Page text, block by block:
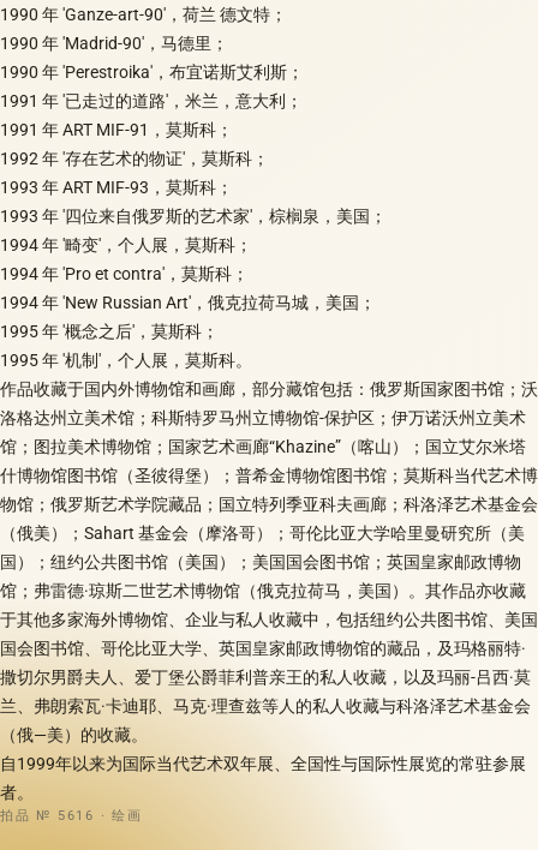
1990 年 'Ganze-art-90'，荷兰 德文特；
1990 年 'Madrid-90'，马德里；
1990 年 'Perestroika'，布宜诺斯艾利斯；
1991 年 '已走过的道路'，米兰，意大利；
1991 年 ART MIF-91，莫斯科；
1992 年 '存在艺术的物证'，莫斯科；
1993 年 ART MIF-93，莫斯科；
1993 年 '四位来自俄罗斯的艺术家'，棕榈泉，美国；
1994 年 '畸变'，个人展，莫斯科；
1994 年 'Pro et contra'，莫斯科；
1994 年 'New Russian Art'，俄克拉荷马城，美国；
1995 年 '概念之后'，莫斯科；
1995 年 '机制'，个人展，莫斯科。
作品收藏于国内外博物馆和画廊，部分藏馆包括：俄罗斯国家图书馆；沃
洛格达州立美术馆；科斯特罗马州立博物馆-保护区；伊万诺沃州立美术
馆；图拉美术博物馆；国家艺术画廊“Khazine”（喀山）；国立艾尔米塔
什博物馆图书馆（圣彼得堡）；普希金博物馆图书馆；莫斯科当代艺术博
物馆；俄罗斯艺术学院藏品；国立特列季亚科夫画廊；科洛泽艺术基金会
（俄美）；Sahart 基金会（摩洛哥）；哥伦比亚大学哈里曼研究所（美
国）；纽约公共图书馆（美国）；美国国会图书馆；英国皇家邮政博物
馆；弗雷德·琼斯二世艺术博物馆（俄克拉荷马，美国）。其作品亦收藏
于其他多家海外博物馆、企业与私人收藏中，包括纽约公共图书馆、美国
国会图书馆、哥伦比亚大学、英国皇家邮政博物馆的藏品，及玛格丽特·
撒切尔男爵夫人、爱丁堡公爵菲利普亲王的私人收藏，以及玛丽-吕西·莫
兰、弗朗索瓦·卡迪耶、马克·理查兹等人的私人收藏与科洛泽艺术基金会
（俄—美）的收藏。
自1999年以来为国际当代艺术双年展、全国性与国际性展览的常驻参展
者。
拍品 № 5616 · 绘画